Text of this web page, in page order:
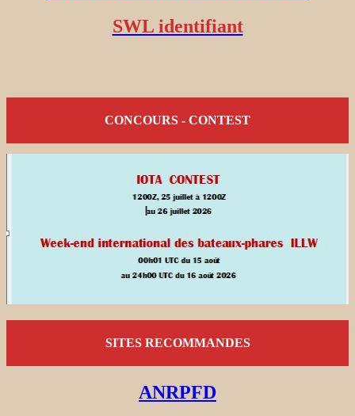
SWL identifiant
CONCOURS - CONTEST
SITES RECOMMANDES
ANRPFD